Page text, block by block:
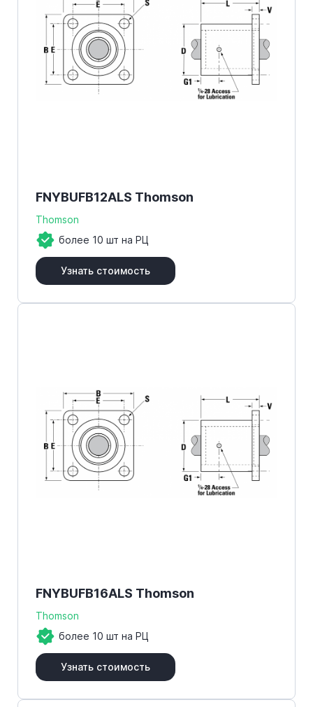
FNYBUFB12ALS Thomson
Thomson
более 10 шт на РЦ
Узнать стоимость
FNYBUFB16ALS Thomson
Thomson
более 10 шт на РЦ
Узнать стоимость